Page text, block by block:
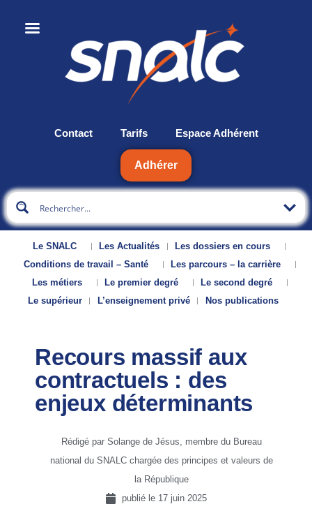
Contact Tarifs Espace Adhérent
Adhérer
Le SNALC Les Actualités
Les dossiers en cours
Conditions de travail – Santé
Les parcours – la carrière
Les métiers
Le premier degré
Le second degré
Le supérieur
L’enseignement privé Nos publications
Recours massif aux
contractuels : des
enjeux déterminants
Rédigé par Solange de Jésus, membre du Bureau
national du SNALC chargée des principes et valeurs de
la République
publié le 17 juin 2025